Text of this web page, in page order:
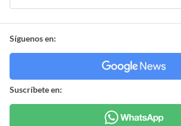
Síguenos en:
Suscríbete en: